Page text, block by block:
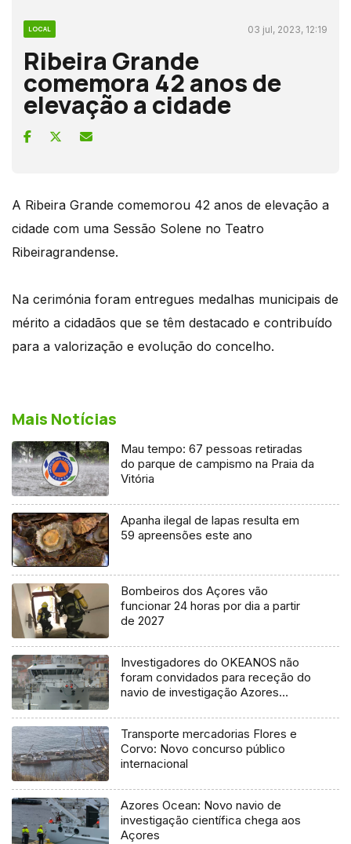
LOCAL 03 jul, 2023, 12:19
Ribeira Grande
comemora 42 anos de
elevação a cidade
A Ribeira Grande comemorou 42 anos de elevação a
cidade com uma Sessão Solene no Teatro
Ribeiragrandense.
Na cerimónia foram entregues medalhas municipais de
mérito a cidadãos que se têm destacado e contribuído
para a valorização e evolução do concelho.
Mais Notícias
Mau tempo: 67 pessoas retiradas
do parque de campismo na Praia da
Vitória
Apanha ilegal de lapas resulta em
59 apreensões este ano
Bombeiros dos Açores vão
funcionar 24 horas por dia a partir
de 2027
Investigadores do OKEANOS não
foram convidados para receção do
navio de investigação Azores
Transporte mercadorias Flores e
Corvo: Novo concurso público
internacional
Azores Ocean: Novo navio de
investigação científica chega aos
Açores